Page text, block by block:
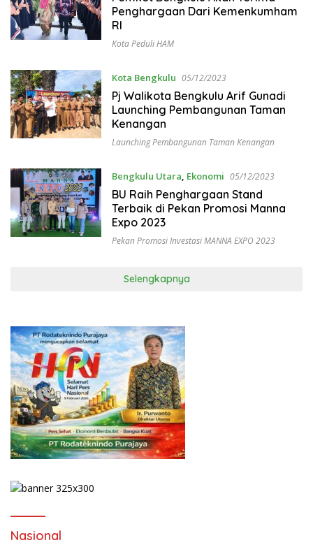
Penghargaan Dari Kemenkumham
RI
Kota Peduli HAM
Kota Bengkulu 05/12/2023
Pj Walikota Bengkulu Arif Gunadi
Launching Pembangunan Taman
Kenangan
Launching Pembangunan Taman Kenangan
Bengkulu Utara, Ekonomi 05/12/2023
BU Raih Penghargaan Stand
Terbaik di Pekan Promosi Manna
Expo 2023
Pekan Promosi Investasi MANNA EXPO 2023
Selengkapnya
Nasional